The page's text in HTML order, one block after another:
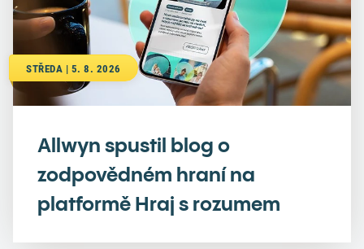
STŘEDA | 5. 8. 2026
Allwyn spustil blog o
zodpovědném hraní na
platformě Hraj s rozumem